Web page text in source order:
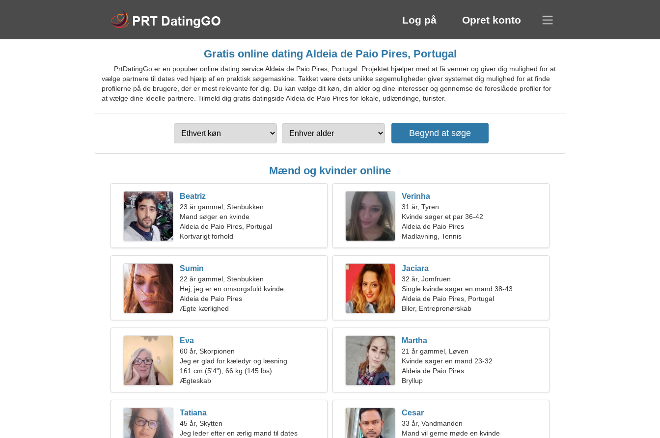
Log på Opret konto
Gratis online dating Aldeia de Paio Pires, Portugal
PrtDatingGo er en populær online dating service Aldeia de Paio Pires, Portugal. Projektet hjælper med at få venner og giver dig mulighed for at
vælge partnere til dates ved hjælp af en praktisk søgemaskine. Takket være dets unikke søgemuligheder giver systemet dig mulighed for at finde
profilerne på de brugere, der er mest relevante for dig. Du kan vælge dit køn, din alder og dine interesser og gennemse de foreslåede profiler for
at vælge dine ideelle partnere. Tilmeld dig gratis datingside Aldeia de Paio Pires for lokale, udlændinge, turister.
Mænd og kvinder online
Beatriz
23 år gammel, Stenbukken
Mand søger en kvinde
Aldeia de Paio Pires, Portugal
Kortvarigt forhold
Verinha
31 år, Tyren
Kvinde søger et par 36-42
Aldeia de Paio Pires
Madlavning, Tennis
Sumin
22 år gammel, Stenbukken
Hej, jeg er en omsorgsfuld kvinde
Aldeia de Paio Pires
Ægte kærlighed
Jaciara
32 år, Jomfruen
Single kvinde søger en mand 38-43
Aldeia de Paio Pires, Portugal
Biler, Entreprenørskab
Eva
60 år, Skorpionen
Jeg er glad for kæledyr og læsning
161 cm (5'4"), 66 kg (145 lbs)
Ægteskab
Martha
21 år gammel, Løven
Kvinde søger en mand 23-32
Aldeia de Paio Pires
Bryllup
Tatiana
45 år, Skytten
Jeg leder efter en ærlig mand til dates
Cesar
33 år, Vandmanden
Mand vil gerne møde en kvinde